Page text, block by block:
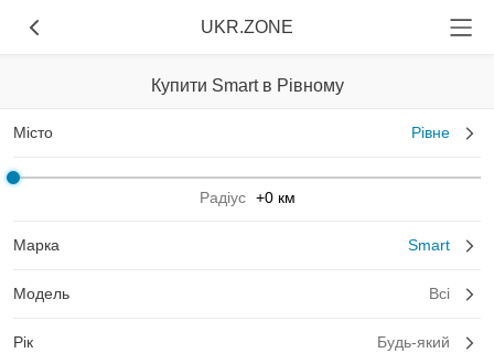
UKR.ZONE
Купити Smart в Рівному
Місто Рівне
Радіус +0 км
Марка Smart
Модель Всі
Рік Будь-який